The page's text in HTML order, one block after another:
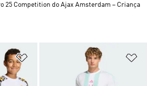
Adicionar à Lista de Desejos
25 Competition do Ajax Amsterdam – Criança